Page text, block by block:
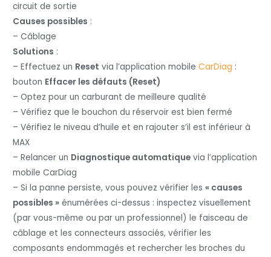
circuit de sortie
Causes possibles :
– Câblage
Solutions :
– Effectuez un Reset via l’application mobileCarDiag :
bouton Effacer les défauts (Reset)
– Optez pour un carburant de meilleure qualité
– Vérifiez que le bouchon du réservoir est bien fermé
– Vérifiez le niveau d’huile et en rajouter s’il est inférieur à
MAX
– Relancer un Diagnostique automatique via l’application
mobile CarDiag
– Si la panne persiste, vous pouvez vérifier les« causes
possibles » énumérées ci-dessus : inspectez visuellement
(par vous-même ou par un professionnel) le faisceau de
câblage et les connecteurs associés, vérifier les
composants endommagés et rechercher les broches du